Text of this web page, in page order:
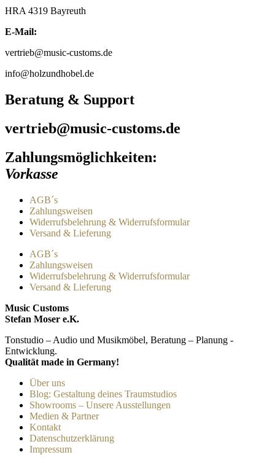
HRA 4319 Bayreuth
E-Mail:
vertrieb@music-customs.de
info@holzundhobel.de
Beratung & Support
vertrieb@music-customs.de
Zahlungsmöglichkeiten:
Vorkasse
AGB´s
Zahlungsweisen
Widerrufsbelehrung & Widerrufsformular
Versand & Lieferung
AGB´s
Zahlungsweisen
Widerrufsbelehrung & Widerrufsformular
Versand & Lieferung
Music Customs
Stefan Moser e.K.
Tonstudio – Audio und Musikmöbel, Beratung – Planung -
Entwicklung.
Qualität made in Germany!
Über uns
Blog: Gestaltung deines Traumstudios
Showrooms – Unsere Ausstellungen
Medien & Partner
Kontakt
Datenschutzerklärung
Impressum